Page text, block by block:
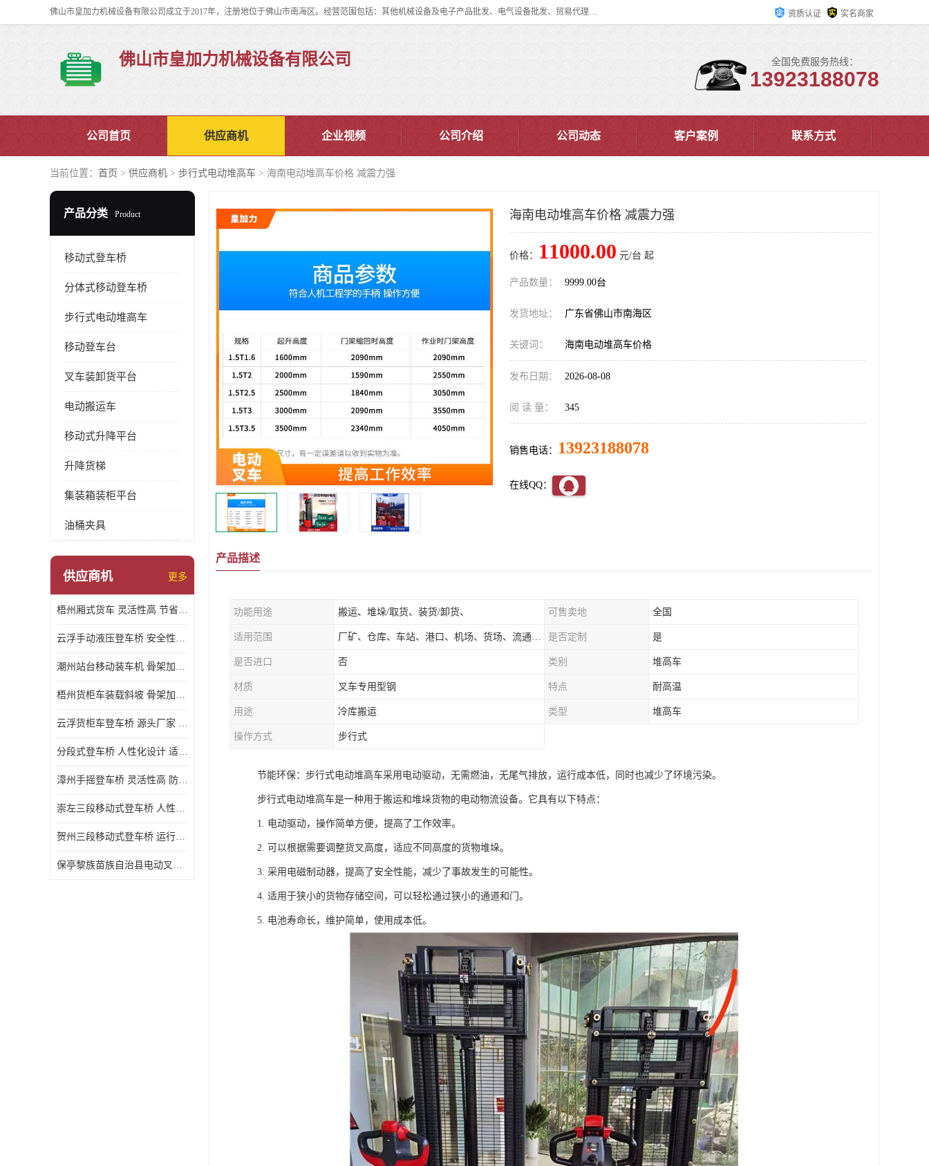
佛山市皇加力机械设备有限公司成立于2017年，注册地位于佛山市南海区。经营范围包括：其他机械设备及电子产品批发、电气设备批发、贸易代理、五金产品批发等；主要产品有：移动式登车桥、叉车装卸货平台、移动式升降机、升降货梯、油桶夹具、电动堆高车。 资质认证 实名商家
佛山市皇加力机械设备有限公司 全国免费服务热线：
13923188078
公司首页 供应商机 企业视频 公司介绍 公司动态 客户案例 联系方式
当前位置： 首页 > 供应商机 > 步行式电动堆高车 > 海南电动堆高车价格 减震力强
产品分类 Product
移动式登车桥
分体式移动登车桥
步行式电动堆高车
移动登车台
叉车装卸货平台
电动搬运车
移动式升降平台
升降货梯
集装箱装柜平台
油桶夹具
供应商机 更多
梧州厢式货车 灵活性高 节省空间
云浮手动液压登车桥 安全性较高 节省空间
潮州站台移动装车机 骨架加密 承载更强 皇加力机械设备厂
梧州货柜车装载斜坡 骨架加密 承载更强 皇加力机械设备厂
云浮货柜车登车桥 源头厂家 提高装卸作业效率
分段式登车桥 人性化设计 适用性广
漳州手摇登车桥 灵活性高 防滑性能好
崇左三段移动式登车桥 人性化设计 防滑性能好
贺州三段移动式登车桥 运行可靠 防滑性能好
保亭黎族苗族自治县电动叉车 性能稳定 运行平稳
海南电动堆高车价格 减震力强
价格： 11000.00 元/台 起
产品数量： 9999.00台
发货地址： 广东省佛山市南海区
关键词： 海南电动堆高车价格
发布日期： 2026-08-08
阅 读 量： 345
销售电话： 13923188078
在线QQ：
产品描述
功能用途 搬运、堆垛/取货、装货/卸货、 可售卖地 全国
适用范围 厂矿、仓库、车站、港口、机场、货场、流通中心和配送中心等场所 是否定制 是
是否进口 否 类别 堆高车
材质 叉车专用型钢 特点 耐高温
用途 冷库搬运 类型 堆高车
操作方式 步行式
节能环保：步行式电动堆高车采用电动驱动，无需燃油，无尾气排放，运行成本低，同时也减少了环境污染。
步行式电动堆高车是一种用于搬运和堆垛货物的电动物流设备。它具有以下特点：
1. 电动驱动，操作简单方便，提高了工作效率。
2. 可以根据需要调整货叉高度，适应不同高度的货物堆垛。
3. 采用电磁制动器，提高了安全性能，减少了事故发生的可能性。
4. 适用于狭小的货物存储空间，可以轻松通过狭小的通道和门。
5. 电池寿命长，维护简单，使用成本低。